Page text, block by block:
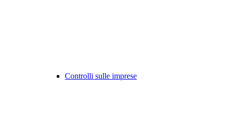
Controlli sulle imprese